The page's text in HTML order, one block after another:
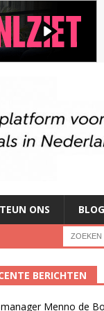
ONS
BERICHTEN
Menno de